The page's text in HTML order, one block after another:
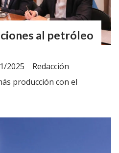
al petróleo
Redacción
2025
producción con el